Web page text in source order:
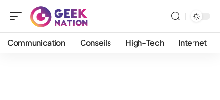
Communication Conseils High-Tech Internet